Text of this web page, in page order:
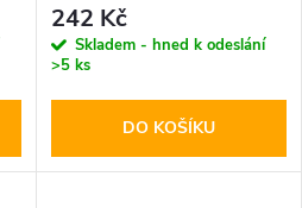
242 Kč
Skladem - hned k odeslání
>5 ks
DO KOŠÍKU